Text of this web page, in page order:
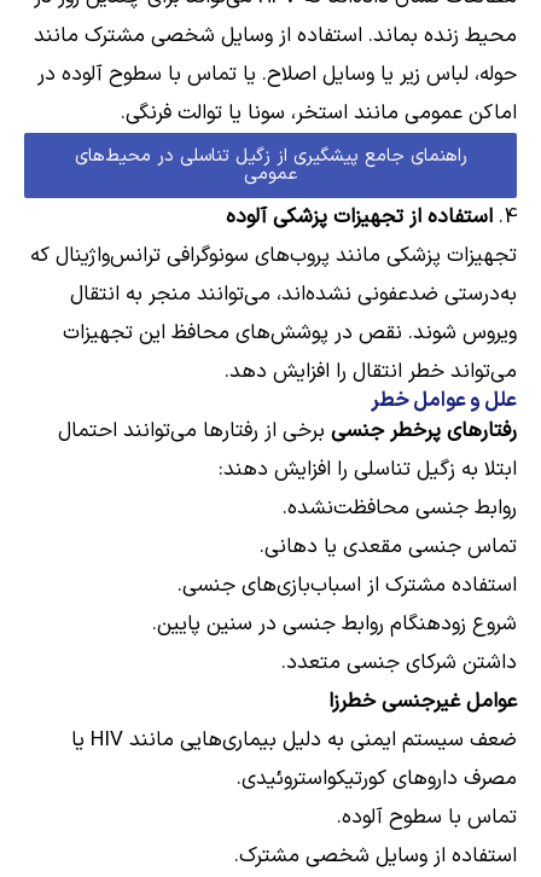
محیط زنده بماند. استفاده از وسایل شخصی مشترک مانند
حوله، لباس زیر یا وسایل اصلاح. یا تماس با سطوح آلوده در
اماکن عمومی مانند استخر، سونا یا توالت فرنگی.
راهنمای جامع پیشگیری از زگیل تناسلی در محیط‌های
عمومی
4. استفاده از تجهیزات پزشکی آلوده
تجهیزات پزشکی مانند پروب‌های سونوگرافی ترانس‌واژینال که
به‌درستی ضدعفونی نشده‌اند، می‌توانند منجر به انتقال
ویروس شوند. نقص در پوشش‌های محافظ این تجهیزات
می‌تواند خطر انتقال را افزایش دهد.
علل و عوامل خطر
رفتارهای پرخطر جنسی برخی از رفتارها می‌توانند احتمال
ابتلا به زگیل تناسلی را افزایش دهند:
روابط جنسی محافظت‌نشده.
تماس جنسی مقعدی یا دهانی.
استفاده مشترک از اسباب‌بازی‌های جنسی.
شروع زودهنگام روابط جنسی در سنین پایین.
داشتن شرکای جنسی متعدد.
عوامل غیرجنسی خطرزا
ضعف سیستم ایمنی به دلیل بیماری‌هایی مانند HIV یا
مصرف داروهای کورتیکواستروئیدی.
تماس با سطوح آلوده.
استفاده از وسایل شخصی مشترک.